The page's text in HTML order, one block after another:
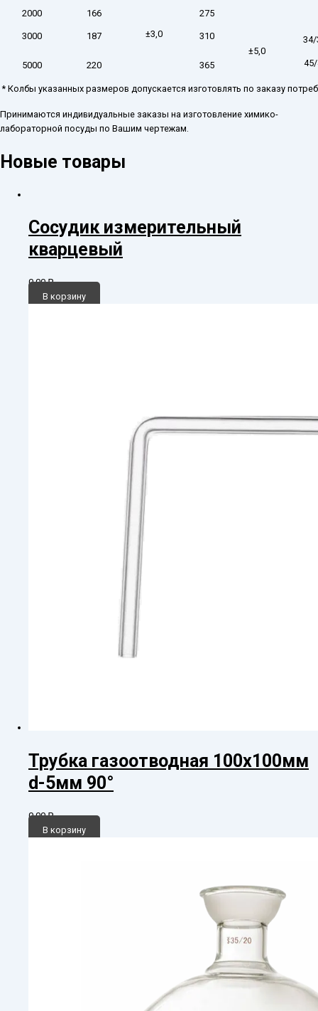
±3,0
2000
166 275
3000 187
310
±5,0
34/
5000 220 365
* Колбы указанных размеров допускается изготовлять по заказу
Принимаются индивидуальные заказы на изготовление химико-
лабораторной посуды по Вашим чертежам.
Новые товары
Сосудик измерительный
кварцевый
0,00₽
В корзину
Трубка газоотводная 100х100мм
d-5мм 90°
0,00₽
В корзину